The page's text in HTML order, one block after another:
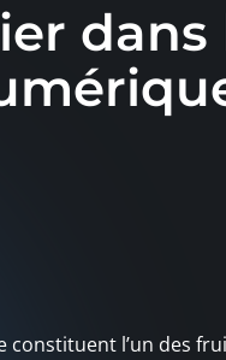
dans
l’un des